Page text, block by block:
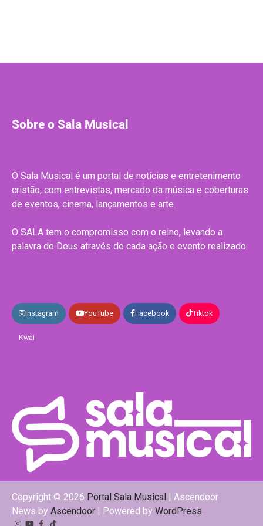
Sobre o Sala Musical
O Sala Musical é um portal de notícias e entretenimento
cristão, com entrevistas, mercado da música e coberturas
de eventos, cinema, lançamentos e arte.
O SALA tem o compromisso com o reino, levando a
palavra de Deus através de cada ação e evento realizado.
Instagram YouTube Facebook Tiktok
Kwai
Copyright © 2026 Portal Sala Musical | Ascendoor
News by Ascendoor | Powered by WordPress.